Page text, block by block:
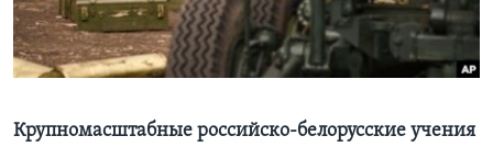
Learning English
Крупномасштабные российско-белорусские учения